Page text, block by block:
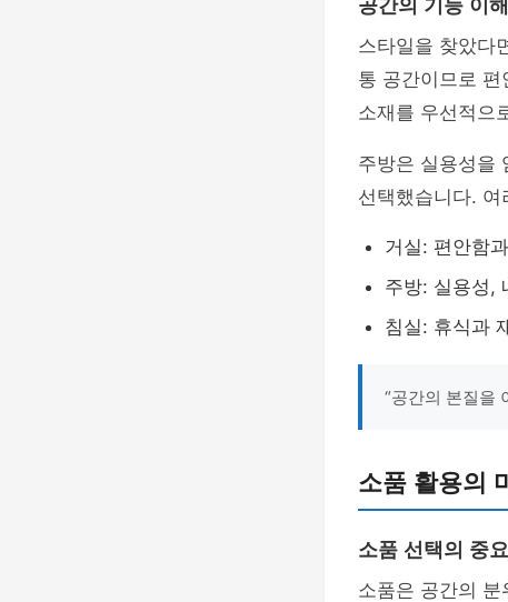
공간의 기능 이해
스타일을 찾았다
통 공간이므로
소재를 우선적으
주방은 실용성을
선택했습니다.
거실: 편안함
주방: 실용성,
침실: 휴식과
“공간의 본질을
소품 활용의
소품 선택의 중
소품은 공간의